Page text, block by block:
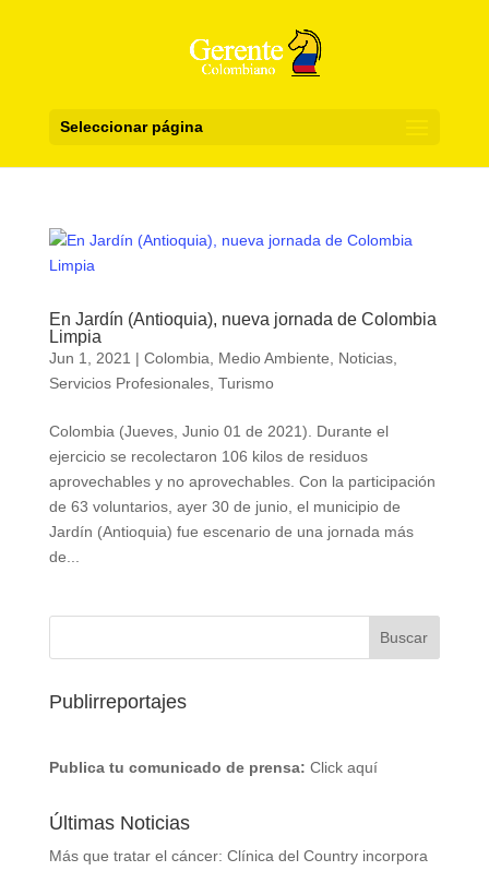
Seleccionar página
En Jardín (Antioquia), nueva jornada de Colombia
Limpia
Jun 1, 2021 | Colombia Medio Ambiente Noticias,
Servicios Profesionales, Turismo
Colombia (Jueves, Junio 01 de 2021). Durante el
ejercicio se recolectaron 106 kilos de residuos
aprovechables y no aprovechables. Con la participación
de 63 voluntarios, ayer 30 de junio, el municipio de
Jardín (Antioquia) fue escenario de una jornada más
de...
Publirreportajes
Publica tu comunicado de prensa: Click aquí
Últimas Noticias
Más que tratar el cáncer: Clínica del Country incorpora